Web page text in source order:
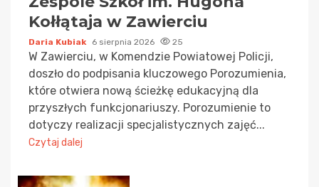
Kołłątaja w Zawierciu
Daria Kubiak 6 sierpnia 2026 25
W Zawierciu, w Komendzie Powiatowej Policji,
doszło do podpisania kluczowego Porozumienia,
które otwiera nową ścieżkę edukacyjną dla
przyszłych funkcjonariuszy. Porozumienie to
dotyczy realizacji specjalistycznych zajęć...
Czytaj dalej